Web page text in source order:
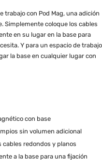
trabajo con Pod Mag, una adición
Simplemente coloque los cables
en su lugar en la base para
Y para un espacio de trabajo
la base en cualquier lugar con
con base
sin volumen adicional
redondos y planos
a la base para una fijación